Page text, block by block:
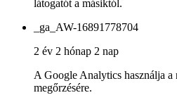
látogatót a másiktól.
_ga_AW-16891778704
2 év 2 hónap 2 nap
A Google Analytics használja a
megőrzésére.